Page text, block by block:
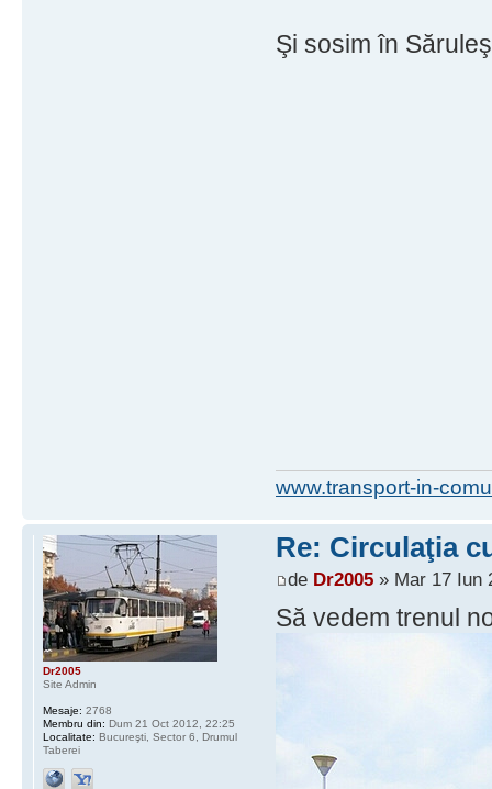
Şi sosim în
www.transport-in-
Re: Circulaţia
de Dr2005» Mar 17 Iun
Să vedem trenul
Dr2005
Site Admin
Mesaje: 2768
Membru din: Dum 21 Oct 2012, 22:25
Localitate: Bucureşti, Sector 6, Drumul
Taberei